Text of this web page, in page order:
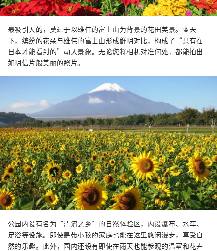
最吸引人的，莫过于以雄伟的富士山为背景的花田美景。蓝天
下，缤纷的花朵与雄伟的富士山形成鲜明对比，构成了“只有在
日本才能看到的”动人景象。无论您将相机对准何处，都能拍出
如明信片般美丽的照片。
公园内设有名为“清流之乡”的自然体验区，内设瀑布、水车、
足浴等设施。即使是带小孩的家庭也能在这里悠闲漫步，享受自
然的乐趣。此外，园内还设有即使在雨天也能参观的温室和花卉